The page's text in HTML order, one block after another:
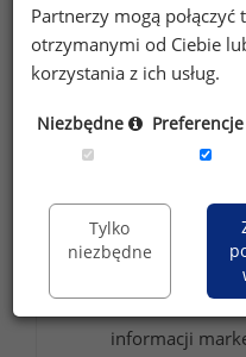
Wyrażam
danych
sp. k. w celu
newsletter’a
Wyrażam
adres e-mail
informacji
Partnerzy mogą
otrzymanymi od Ciebie
korzystania z ich usług.
Niezbędne Preferencje
Tylko
niezbędne